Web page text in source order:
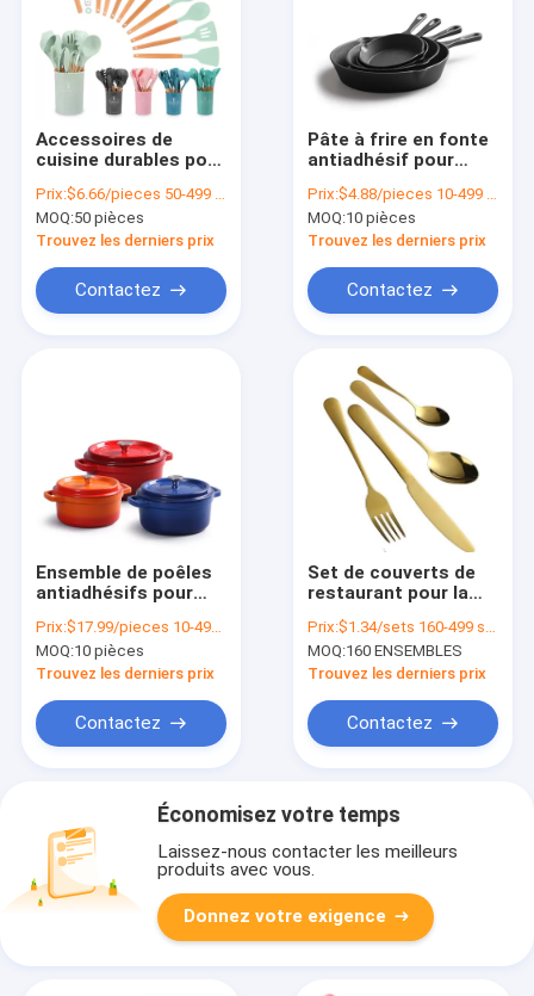
Accessoires de
cuisine durables pour
Poids du produit de
cuisson 1,2 kg
Prix:$6.66/pieces 50-499 pieces
MOQ:50 pièces
Trouvez les derniers prix
Contactez
Pâte à frire en fonte
antiadhésif pour
maison
Prix:$4.88/pieces 10-499 pieces
MOQ:10 pièces
Trouvez les derniers prix
Contactez
Ensemble de poêles
antiadhésifs pour
Logo personnalisé et
service OEM ODM
Prix:$17.99/pieces 10-499 pieces
MOQ:10 pièces
Trouvez les derniers prix
Contactez
Set de couverts de
restaurant pour la
couteau en acier
inoxydable cuillère à
soupe pour gâteau
Prix:$1.34/sets 160-499 sets
MOQ:160 ENSEMBLES
Trouvez les derniers prix
Contactez
Économisez votre temps
Laissez-nous contacter les meilleurs
produits avec vous.
Donnez votre exigence